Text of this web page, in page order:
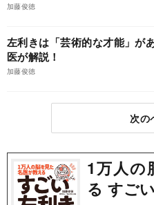
加藤俊徳
左利きは「芸術的な才能」が
医が解説！
加藤俊徳
次の
1万人の
る すご